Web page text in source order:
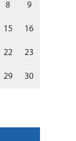
8 9
15 16
22 23
29 30